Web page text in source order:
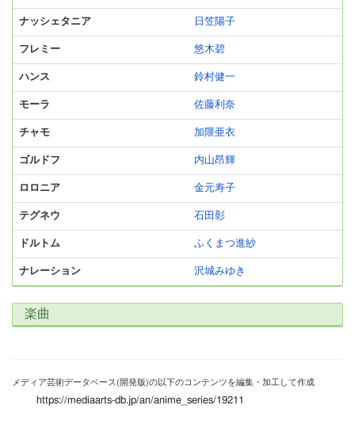
ナッシェタニア 日笠陽子
フレミー 悠木碧
ハンス 鈴村健一
モーラ 佐藤利奈
チャモ 加隈亜衣
ゴルドフ 内山昂輝
ロロニア 金元寿子
テグネウ 石田彰
ドルトム ふくまつ進紗
ナレーション 沢城みゆき
楽曲
メディア芸術データベース(開発版)の以下のコンテンツを編集・加工して作成
https://mediaarts-db.jp/an/anime_series/19211